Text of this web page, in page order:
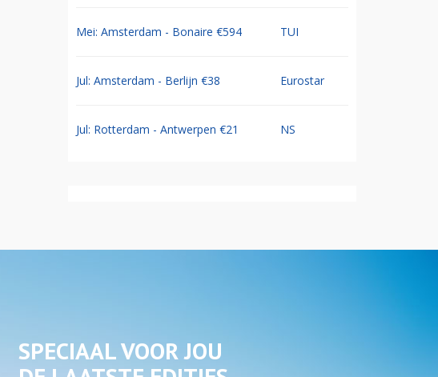
Mei: Amsterdam - Bonaire €594 TUI
Jul: Amsterdam - Berlijn €38 Eurostar
Jul: Rotterdam - Antwerpen €21 NS
SPECIAAL VOOR JOU